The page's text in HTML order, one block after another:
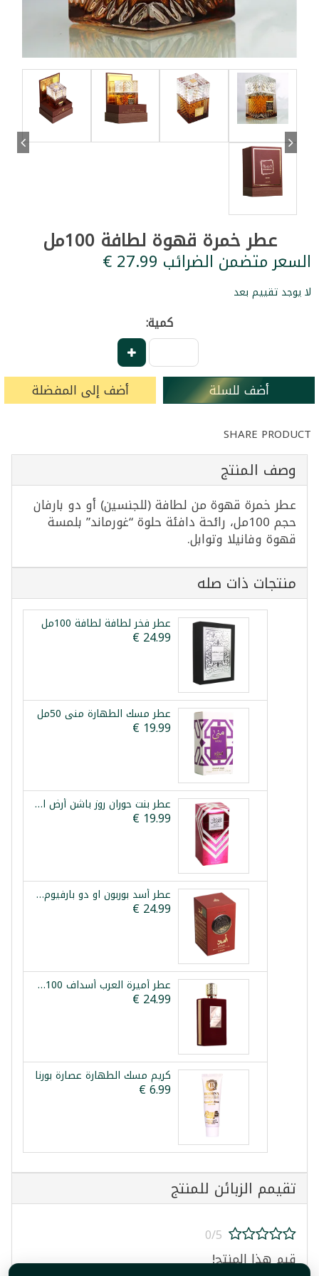
عطر خمرة قهوة لطافة 100مل
السعر متضمن الضرائب ‏27.99 €
لا يوجد تقييم بعد
كمية:
أضف للسلة أضف إلى المفضلة
SHARE PRODUCT
وصف المنتج
عطر خمرة قهوة من لطافة (للجنسين) أو دو بارفان
حجم 100مل، رائحة دافئة حلوة “غورماند” بلمسة
قهوة وفانيلا وتوابل.
منتجات ذات صله
عطر فخر لطافة لطافة 100مل
عطر مسك الطهارة منى 50مل
عطر بنت حوران روز باشن أرض الزعفران 100مل
عطر أسد بوربون او دو بارفيوم لطافة 100مل
عطر أميرة العرب أسداف 100مل
كريم مسك الطهارة عصارة بورنا
تقيمم الزبائن للمنتج
0/5
قيم هذا المنتج!